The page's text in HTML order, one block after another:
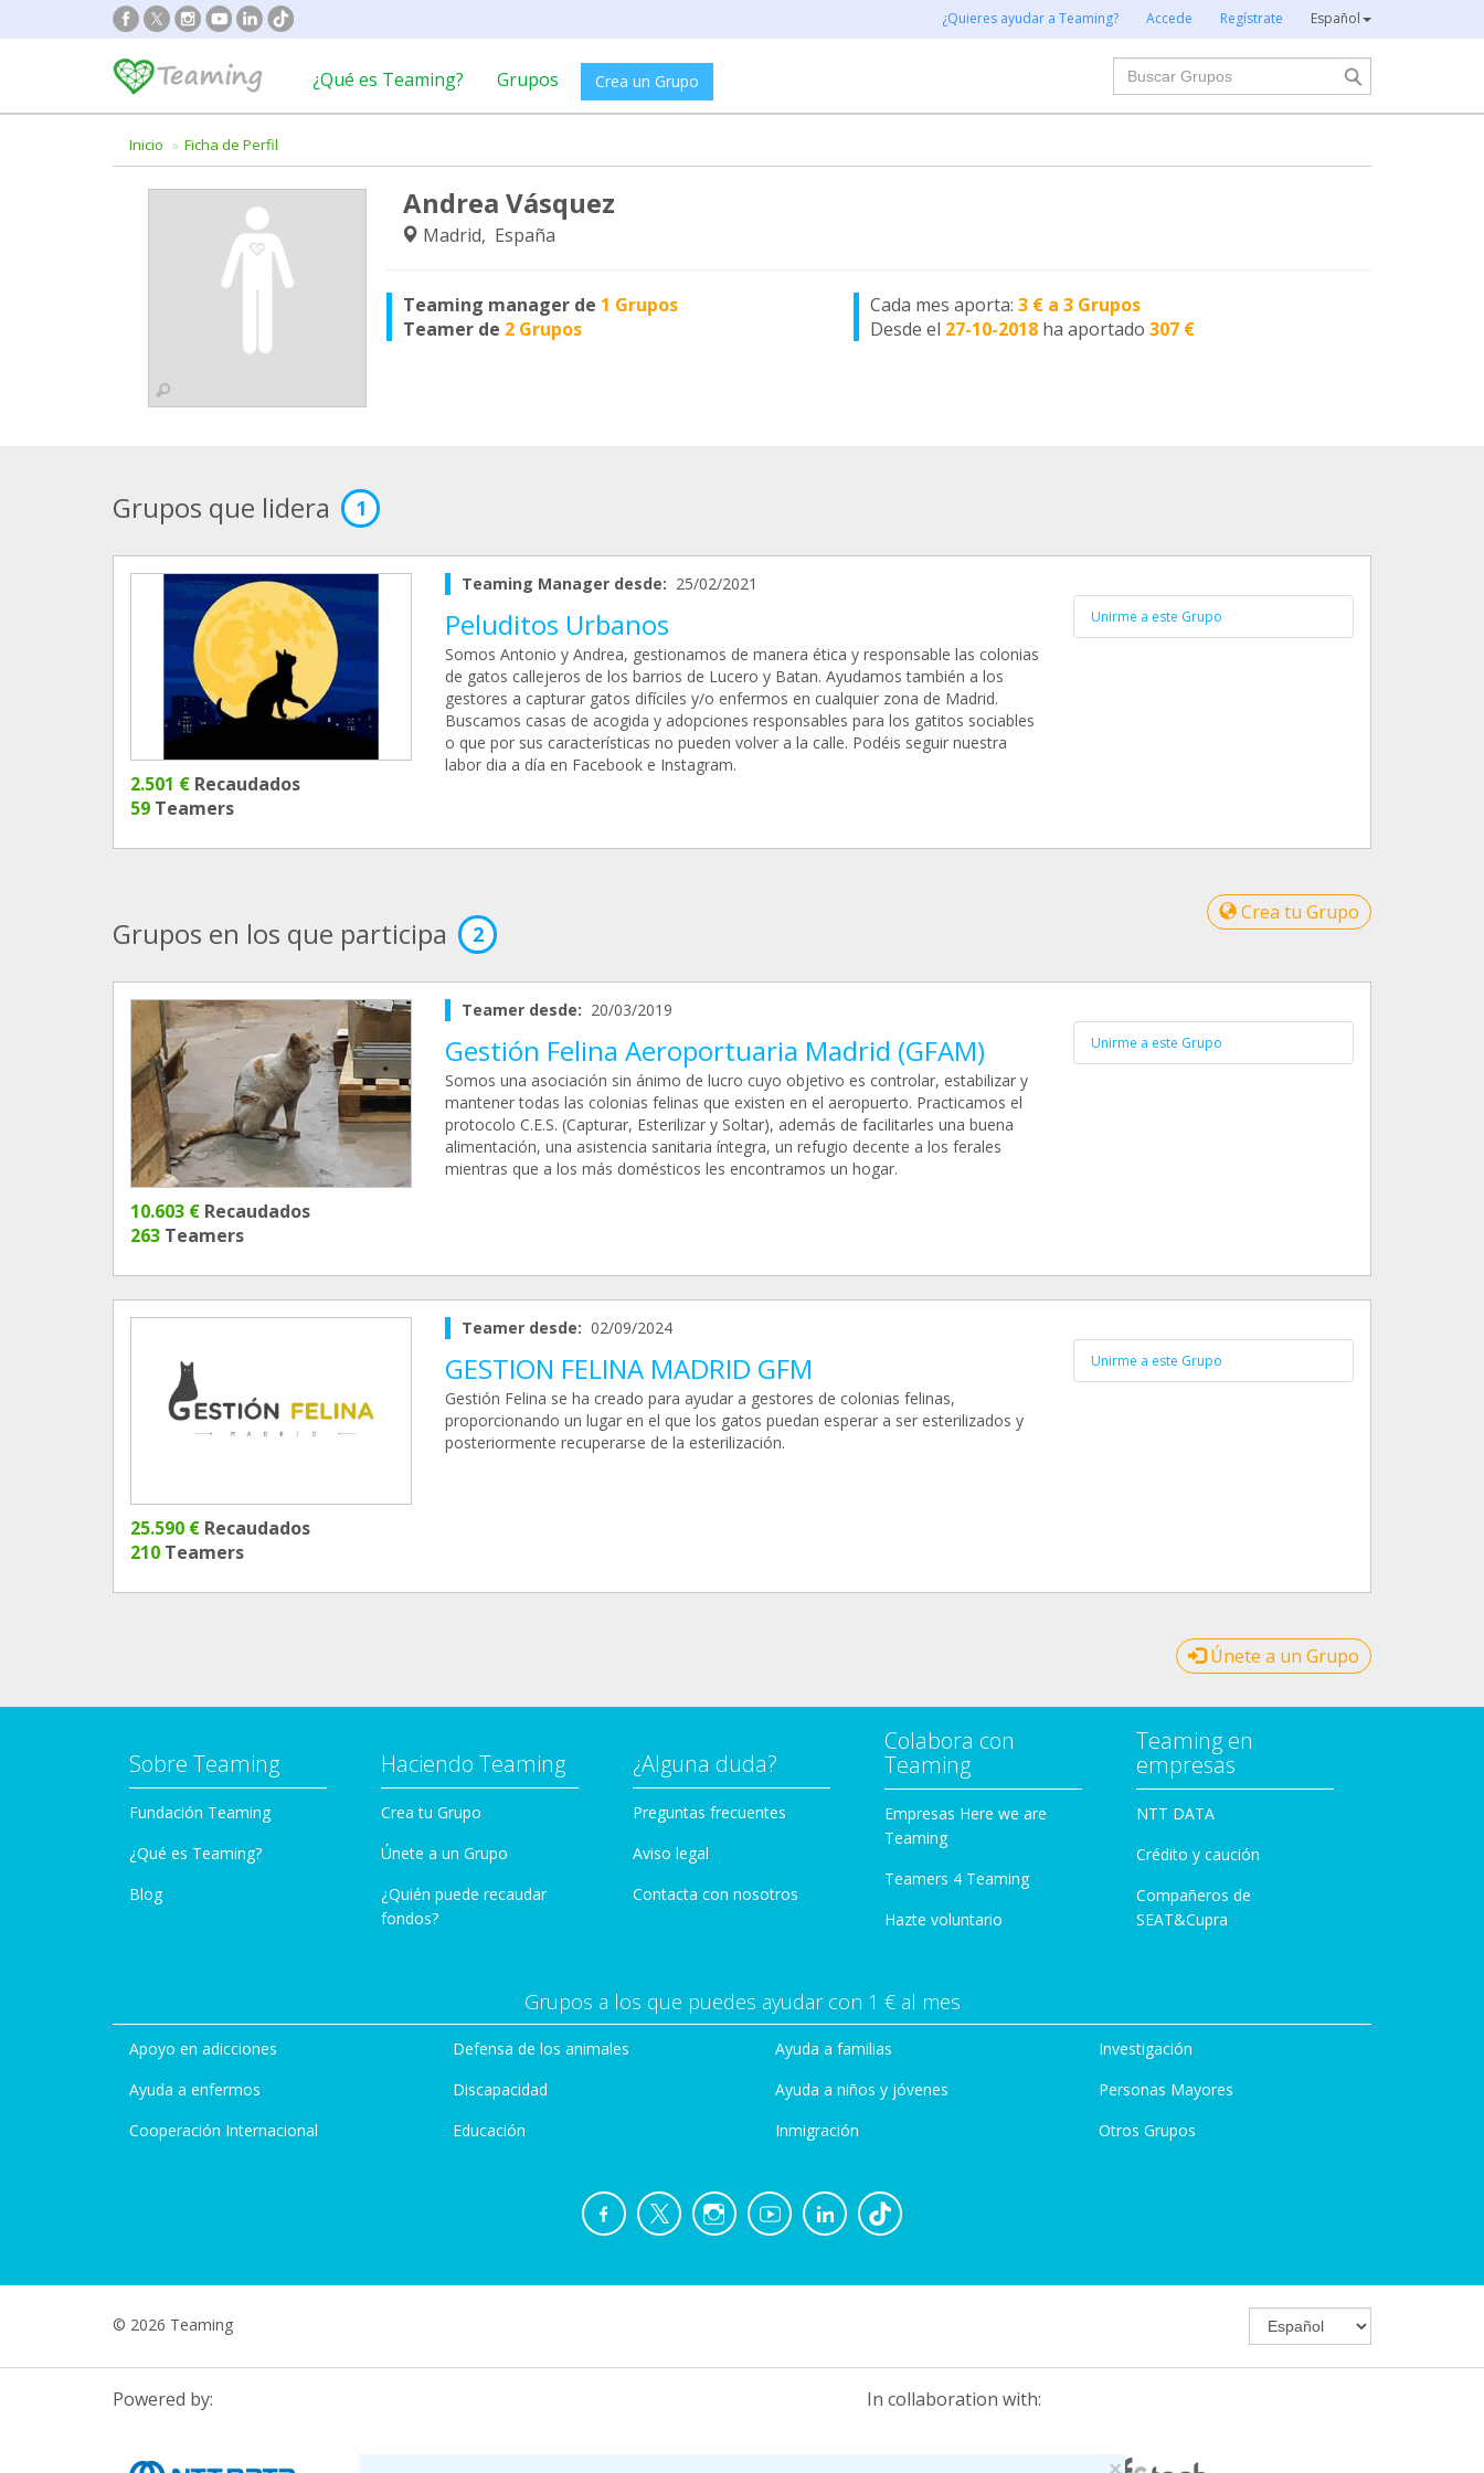
¿Quieres ayudar a Teaming? Accede Regístrate Español
¿Qué es Teaming? Grupos Crea un Grupo
Buscar
Inicio Ficha de Perfil
Andrea Vásquez
Madrid, España
Teaming manager de 1 Grupos
Teamer de 2 Grupos
Cada mes aporta:3 € a 3 Grupos
Desde el 27-10-2018 ha aportado307 €
Grupos que lidera 1
2.501 € Recaudados
59 Teamers
Teaming Manager desde: 25/02/2021
Peluditos Urbanos
Somos Antonio y Andrea, gestionamos de manera ética y responsable las colonias
de gatos callejeros de los barrios de Lucero y Batan. Ayudamos también a los
gestores a capturar gatos difíciles y/o enfermos en cualquier zona de Madrid.
Buscamos casas de acogida y adopciones responsables para los gatitos sociables
o que por sus características no pueden volver a la calle. Podéis seguir nuestra
labor dia a día en Facebook e Instagram.
Unirme a este Grupo
Crea tu Grupo
Grupos en los que participa 2
10.603 € Recaudados
263 Teamers
Teamer desde: 20/03/2019
Gestión Felina Aeroportuaria Madrid (GFAM)
Somos una asociación sin ánimo de lucro cuyo objetivo es controlar, estabilizar y
mantener todas las colonias felinas que existen en el aeropuerto. Practicamos el
protocolo C.E.S. (Capturar, Esterilizar y Soltar), además de facilitarles una buena
alimentación, una asistencia sanitaria íntegra, un refugio decente a los ferales
mientras que a los más domésticos les encontramos un hogar.
Unirme a este Grupo
25.590 € Recaudados
210 Teamers
Teamer desde: 02/09/2024
GESTION FELINA MADRID GFM
Gestión Felina se ha creado para ayudar a gestores de colonias felinas,
proporcionando un lugar en el que los gatos puedan esperar a ser esterilizados y
posteriormente recuperarse de la esterilización.
Unirme a este Grupo
Únete a un Grupo
Sobre Teaming
Fundación Teaming
¿Qué es Teaming?
Blog
Haciendo Teaming
Crea tu Grupo
Únete a un Grupo
¿Quién puede recaudar
fondos?
¿Alguna duda?
Preguntas frecuentes
Aviso legal
Contacta con nosotros
Colabora con
Teaming
Empresas Here we are
Teaming
Teamers 4 Teaming
Hazte voluntario
Teaming en
empresas
NTT DATA
Crédito y caución
Compañeros de
SEAT&Cupra
Grupos a los que puedes ayudar con 1 € al mes
Apoyo en adicciones
Ayuda a enfermos
Cooperación Internacional
Defensa de los animales
Discapacidad
Educación
Ayuda a familias
Ayuda a niños y jóvenes
Inmigración
Investigación
Personas Mayores
Otros Grupos
© 2026 Teaming
Powered by: In collaboration with: